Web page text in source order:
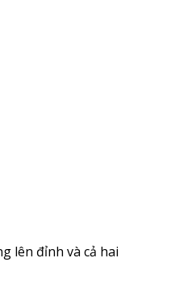
lên đỉnh và cả hai